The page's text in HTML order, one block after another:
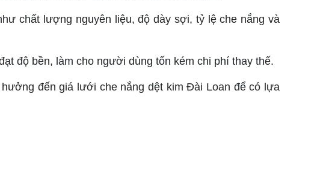
chất lượng nguyên liệu, độ dày sợi, tỷ lệ che nắng và
độ bền, làm cho người dùng tốn kém chi phí thay thế.
đến giá lưới che nắng dệt kim Đài Loan để có lựa